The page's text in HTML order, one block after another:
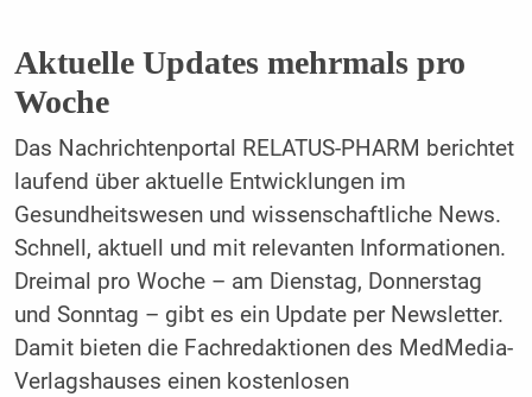
Aktuelle Updates mehrmals pro
Woche
Das Nachrichtenportal RELATUS-PHARM berichtet
laufend über aktuelle Entwicklungen im
Gesundheitswesen und wissenschaftliche News.
Schnell, aktuell und mit relevanten Informationen.
Dreimal pro Woche – am Dienstag, Donnerstag
und Sonntag – gibt es ein Update per Newsletter.
Damit bieten die Fachredaktionen des MedMedia-
Verlagshauses einen kostenlosen